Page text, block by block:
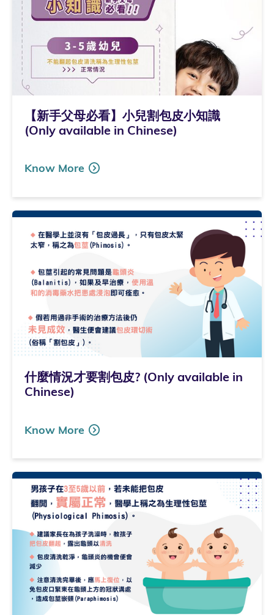
【新手父母必看】小兒割包皮小知識
(Only available in Chinese)
Know More
什麼情況才要割包皮? (Only available in
Chinese)
Know More